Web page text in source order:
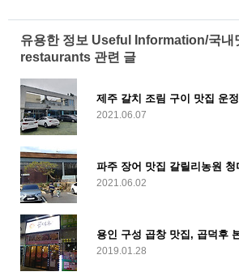
유용한 정보 Useful Information/국
restaurants 관련 글
2021.06.07
2021.06.02
2019.01.28